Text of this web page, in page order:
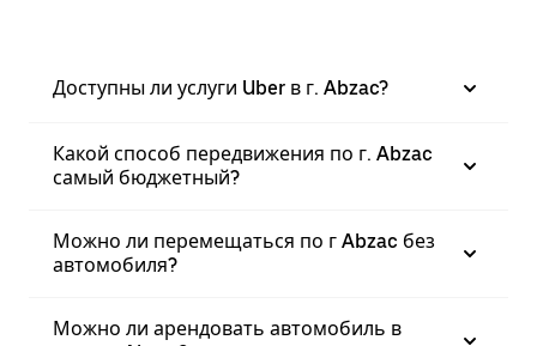
Доступны ли услуги Uber в г. Abzac?
Какой способ передвижения по г. Abzac
самый бюджетный?
Можно ли перемещаться по г Abzac без
автомобиля?
Можно ли арендовать автомобиль в